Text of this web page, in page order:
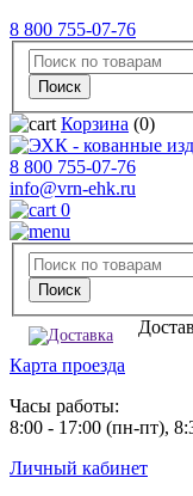
8 800 755-07-76
Корзина (0)
8 800 755-07-76
info@vrn-ehk.ru
0
Карта проезда
Часы работы:
8:00 - 17:00 (пн-пт),
Личный кабинет